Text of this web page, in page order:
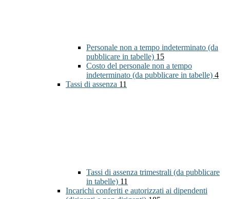
Personale non a tempo indeterminato (da
pubblicare in tabelle) 15
Costo del personale non a tempo
indeterminato (da pubblicare in tabelle) 4
Tassi di assenza 11
Tassi di assenza trimestrali (da pubblicare
in tabelle) 11
Incarichi conferiti e autorizzati ai dipendenti